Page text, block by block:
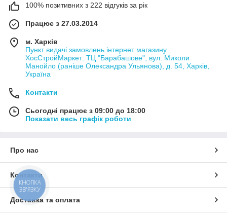
100% позитивних з 222 відгуків за рік
Працює з 27.03.2014
м. Харків
Пункт видачі замовлень інтернет магазину
ХосСтройМаркет: ТЦ "Барабашове", вул. Миколи
Манойло (раніше Олександра Ульянова), д. 54, Харків,
Україна
Контакти
Сьогодні працює з 09:00 до 18:00
Показати весь графік роботи
Про нас
Контакти
Доставка та оплата
КНОПКА
ЗВ'ЯЗКУ